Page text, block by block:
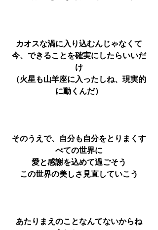
カオスな渦に入り込むんじゃなくて
今、できることを確実にしたらいいだ
け
（火星も山羊座に入ったしね、現実的
に動くんだ）
そのうえで、自分も自分をとりまくす
べての世界に
愛と感謝を込めて過ごそう
この世界の美しさ見直していこう
あたりまえのことなんてないからね